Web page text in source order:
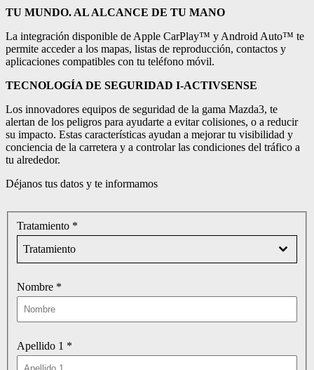
TU MUNDO. AL ALCANCE DE TU MANO
La integración disponible de Apple CarPlay™ y Android Auto™ te
permite acceder a los mapas, listas de reproducción, contactos y
aplicaciones compatibles con tu teléfono móvil.
TECNOLOGÍA DE SEGURIDAD I-ACTIVSENSE
Los innovadores equipos de seguridad de la gama Mazda3, te
alertan de los peligros para ayudarte a evitar colisiones, o a reducir
su impacto. Estas características ayudan a mejorar tu visibilidad y
conciencia de la carretera y a controlar las condiciones del tráfico a
tu alrededor.
Déjanos tus datos y te informamos
Tratamiento *
Tratamiento
Nombre *
Apellido 1 *